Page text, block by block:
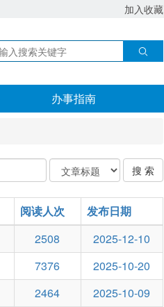
加入收藏
办事指南
关
键
字
类
型
搜 索
阅读人次
发布日期
2508
2025-12-10
7376
2025-10-20
2464
2025-10-09